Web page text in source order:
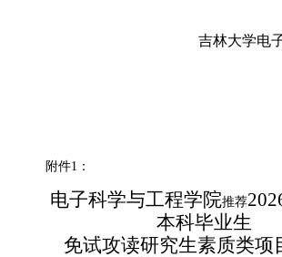
吉林大学电
附件1：
电子科学与工程学院推荐202
本科毕业生
免试攻读研究生素质类项